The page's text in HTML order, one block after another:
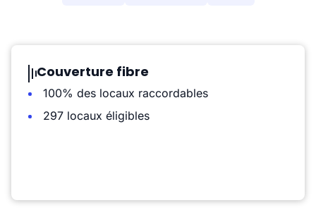
Couverture fibre
100% des locaux raccordables
297 locaux éligibles